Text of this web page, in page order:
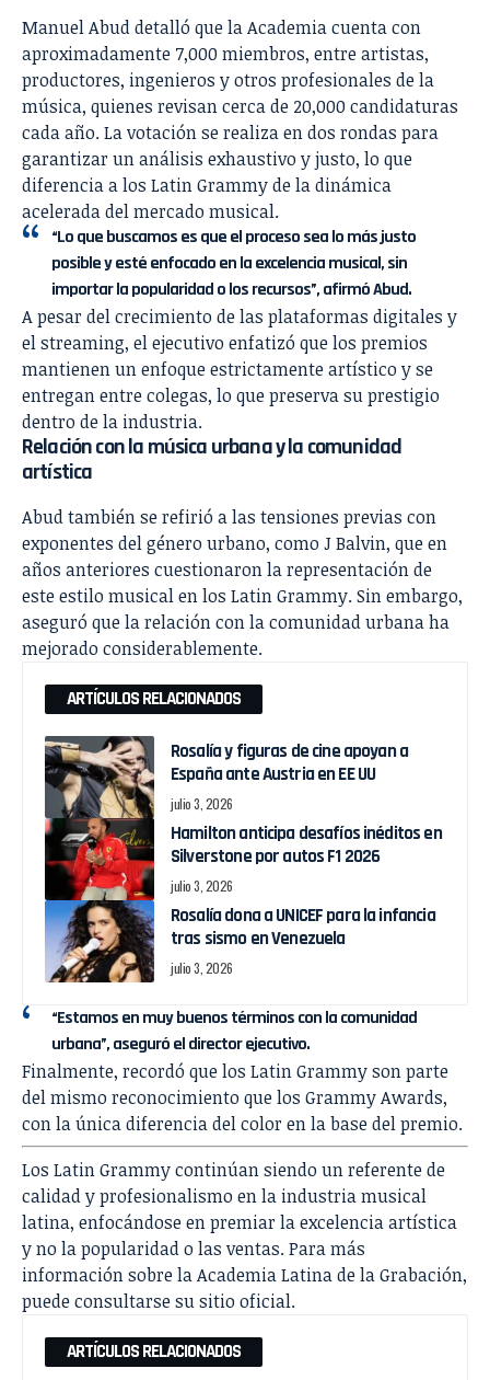
Manuel Abud detalló que la Academia cuenta con
aproximadamente 7,000 miembros, entre artistas,
productores, ingenieros y otros profesionales de la
música, quienes revisan cerca de 20,000 candidaturas
cada año. La votación se realiza en dos rondas para
garantizar un análisis exhaustivo y justo, lo que
diferencia a los Latin Grammy de la dinámica
acelerada del mercado musical.
“Lo que buscamos es que el proceso sea lo más justo
posible y esté enfocado en la excelencia musical, sin
importar la popularidad o los recursos”, afirmó Abud.
A pesar del crecimiento de las plataformas digitales y
el streaming, el ejecutivo enfatizó que los premios
mantienen un enfoque estrictamente artístico y se
entregan entre colegas, lo que preserva su prestigio
dentro de la industria.
Relación con la música urbana y la comunidad
artística
Abud también se refirió a las tensiones previas con
exponentes del género urbano, como J Balvin, que en
años anteriores cuestionaron la representación de
este estilo musical en los Latin Grammy. Sin embargo,
aseguró que la relación con la comunidad urbana ha
mejorado considerablemente.
ARTÍCULOS RELACIONADOS
Rosalía y figuras de cine apoyan a
España ante Austria en EE UU
julio 3, 2026
Hamilton anticipa desafíos inéditos en
Silverstone por autos F1 2026
julio 3, 2026
Rosalía dona a UNICEF para la infancia
tras sismo en Venezuela
julio 3, 2026
“Estamos en muy buenos términos con la comunidad
urbana”, aseguró el director ejecutivo.
Finalmente, recordó que los Latin Grammy son parte
del mismo reconocimiento que los Grammy Awards,
con la única diferencia del color en la base del premio.
Los Latin Grammy continúan siendo un referente de
calidad y profesionalismo en la industria musical
latina, enfocándose en premiar la excelencia artística
y no la popularidad o las ventas. Para más
información sobre la Academia Latina de la Grabación,
puede consultarse su sitio oficial.
ARTÍCULOS RELACIONADOS